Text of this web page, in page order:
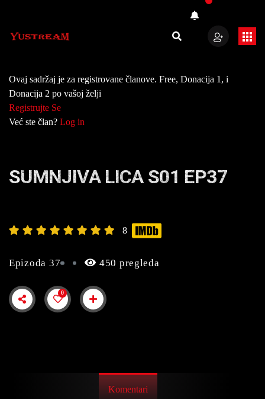
Ovaj sadržaj je za registrovane članove. Free, Donacija 1, i
Donacija 2 po vašoj želji
Registrujte Se
Već ste član? Log in
SUMNJIVA LICA S01 EP37
8
Epizoda 37 450 pregleda
0
Komentari